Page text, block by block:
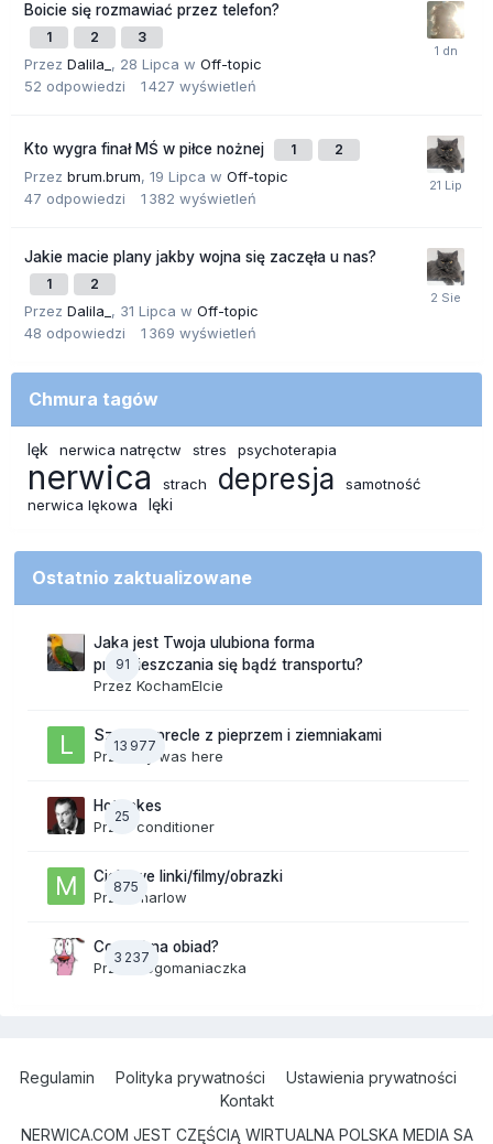
Boicie się rozmawiać przez telefon?
1 2 3
Przez Dalila_ , 28 Lipca w Off-topic
52 odpowiedzi 1 427 wyświetleń
Kto wygra finał MŚ w piłce nożnej 1 2
Przez brum.brum, 19 Lipca w Off-topic
47 odpowiedzi 1 382 wyświetleń
Jakie macie plany jakby wojna się zaczęła u nas?
1 2
Przez Dalila_ , 31 Lipca w Off-topic
48 odpowiedzi 1 369 wyświetleń
Chmura tagów
lęk nerwica natręctw stres psychoterapia
nerwica strach depresja
samotność
nerwica lękowa
lęki
Ostatnio zaktualizowane
91
Jaka jest Twoja ulubiona forma
przemieszczania się bądź transportu?
Przez KochamElcie
13 977
Szalone precle z pieprzem i ziemniakami
Przezlily was here
25
Hot takes
Przez conditioner
875
Ciekawe linki/filmy/obrazki
Przez marlow
3 237
Co dziś na obiad?
Przezdogomaniaczka
Regulamin Polityka prywatności
Ustawienia prywatności
Kontakt
NERWICA.COM JEST CZĘŚCIĄ WIRTUALNA POLSKA MEDIA SA